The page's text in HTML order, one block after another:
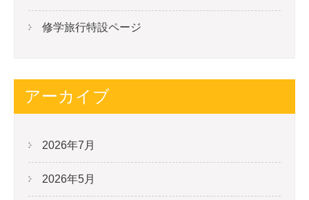
修学旅行特設ページ
アーカイブ
2026年7月
2026年5月